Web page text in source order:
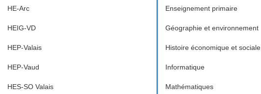
HE-Arc
HEIG-VD
HEP-Valais
HEP-Vaud
HES-SO Valais
Enseignement primaire
Géographie et environnement
Histoire économique et sociale
Informatique
Mathématiques